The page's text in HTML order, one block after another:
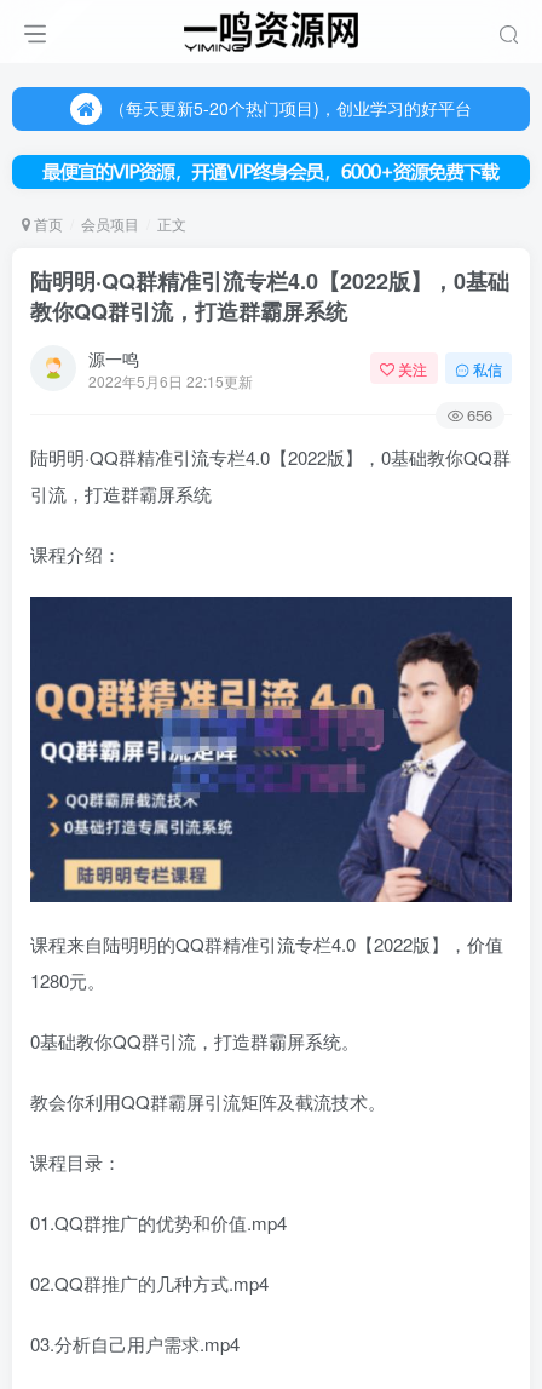
（每天更新5-20个热门项目)，创业学习的好平台
（每天更新5-20个热门项目)，创业学习的好平台
欢迎访问一鸣资源网，本站汇集数千网创课程和项目
首页 会员项目 正文
陆明明·QQ群精准引流专栏4.0【2022版】，0基础
教你QQ群引流，打造群霸屏系统
源一鸣
2022年5月6日 22:15更新
关注 私信
656
陆明明·QQ群精准引流专栏4.0【2022版】，0基础教你QQ群
引流，打造群霸屏系统
课程介绍：
课程来自陆明明的QQ群精准引流专栏4.0【2022版】，价值
1280元。
0基础教你QQ群引流，打造群霸屏系统。
教会你利用QQ群霸屏引流矩阵及截流技术。
课程目录：
01.QQ群推广的优势和价值.mp4
02.QQ群推广的几种方式.mp4
03.分析自己用户需求.mp4